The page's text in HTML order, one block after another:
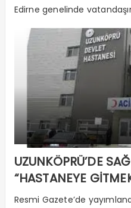
Edirne genelinde
UZUNKÖPRÜ’DE
“HASTANEYE
Resmi Gazete’de